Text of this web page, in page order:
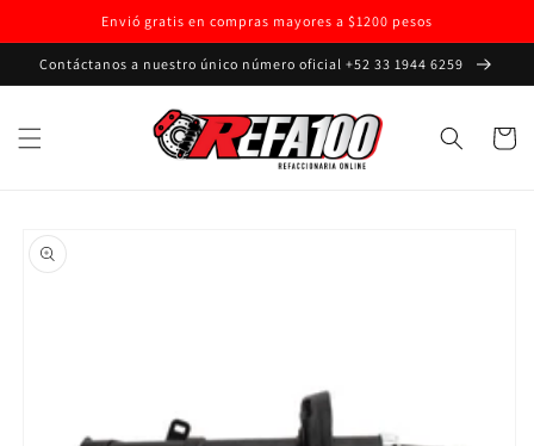
directamente
al contenido
Envió gratis en compras mayores a $1200 pesos
Contáctanos a nuestro único número oficial +52 33 1944 6259
Carrito
a la
información